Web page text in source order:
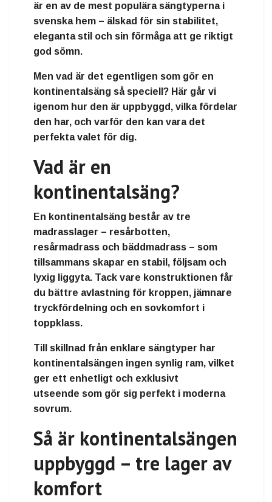
är en av de mest populära sängtyperna i
svenska hem – älskad för sin stabilitet,
eleganta stil och sin förmåga att ge riktigt
god sömn.
Men vad är det egentligen som gör en
kontinentalsäng så speciell? Här går vi
igenom hur den är uppbyggd, vilka fördelar
den har, och varför den kan vara det
perfekta valet för dig.
Vad är en
kontinentalsäng?
En kontinentalsäng består av tre
madrasslager – resårbotten,
resårmadrass och bäddmadrass – som
tillsammans skapar en stabil, följsam och
lyxig liggyta. Tack vare konstruktionen får
du bättre avlastning för kroppen, jämnare
tryckfördelning och en sovkomfort i
toppklass.
Till skillnad från enklare sängtyper har
kontinentalsängen ingen synlig ram, vilket
ger ett enhetligt och exklusivt
utseende som gör sig perfekt i moderna
sovrum.
Så är kontinentalsängen
uppbyggd – tre lager av
komfort